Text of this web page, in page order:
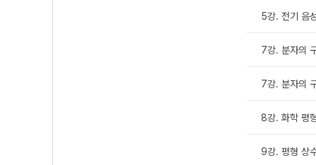
5강. 전기 음
7강. 분자의
7강. 분자의
8강. 화학 평
9강. 평형 상